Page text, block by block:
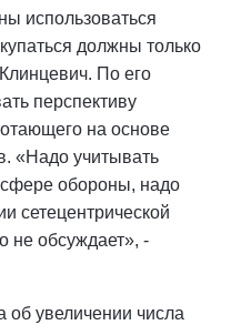
использоваться
должны только
По его
перспективу
на основе
«Надо учитывать
обороны, надо
сетецентрической
не обсуждает», -
об увеличении числа